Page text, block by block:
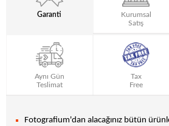
Garanti
Kurumsal
Satış
Aynı Gün
Teslimat
Tax
Free
Fotografium'dan alacağınız bütün